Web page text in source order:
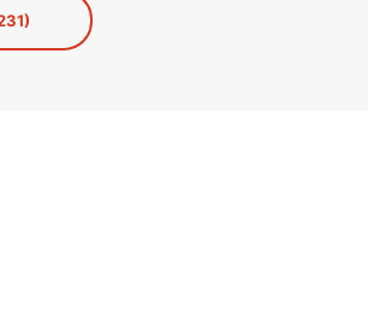
letnie dni, szczególnie
dać więcej frajdy